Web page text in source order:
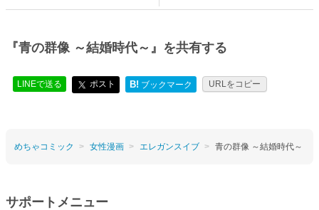
『青の群像 ～結婚時代～』を共有する
LINEで送る ポスト B! ブックマーク URLをコピー
めちゃコミック 女性漫画 エレガンスイブ 青の群像 ～結婚時代～
サポートメニュー